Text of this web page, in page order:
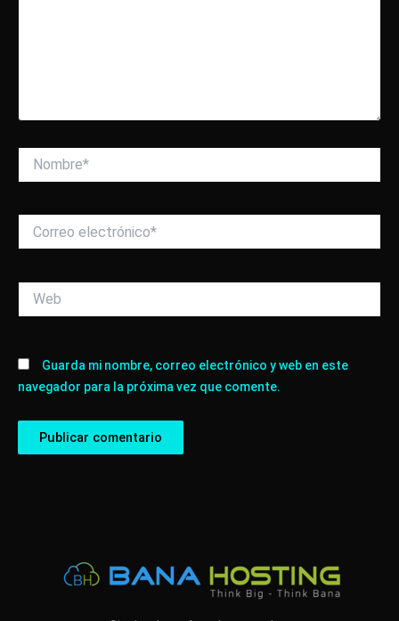
electrónico*
Guarda mi nombre, correo electrónico y web en este
navegador para la próxima vez que comente.